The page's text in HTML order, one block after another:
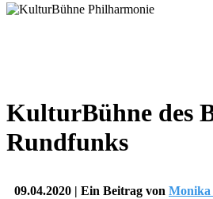
KulturBühne des
Rundfunks
09.04.2020 | Ein Beitrag von Monika